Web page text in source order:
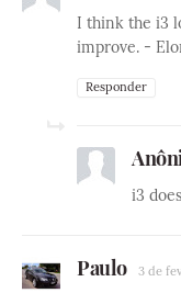
I think the i3
improve. -
Responder
i3
Paulo 3 de